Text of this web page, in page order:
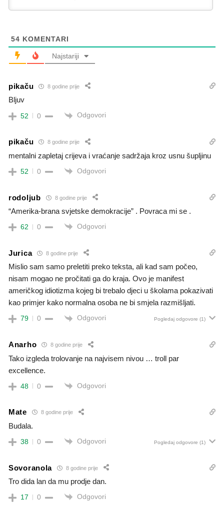
54 KOMENTARI
Najstariji
pikaču 8 godine prije
Bljuv
52 0 Odgovori
pikaču 8 godine prije
mentalni zapletaj crijeva i vraćanje sadržaja kroz usnu šupljinu
52 0 Odgovori
rodoljub 8 godine prije
“Amerika-brana svjetske demokracije” . Povraca mi se .
62 0 Odgovori
Jurica 8 godine prije
Mislio sam samo preletiti preko teksta, ali kad sam počeo,
nisam mogao ne pročitati ga do kraja. Ovo je manifest
američkog idiotizma kojeg bi trebalo djeci u školama pokazivati
kao primjer kako normalna osoba ne bi smjela razmišljati.
79 0 Odgovori Pogledaj odgovore (1)
Anarho 8 godine prije
Tako izgleda trolovanje na najvisem nivou … troll par
excellence.
48 0 Odgovori
Mate 8 godine prije
Budala.
38 0 Odgovori Pogledaj odgovore (1)
Sovoranola 8 godine prije
Tro dida lan da mu prodje dan.
17 0 Odgovori